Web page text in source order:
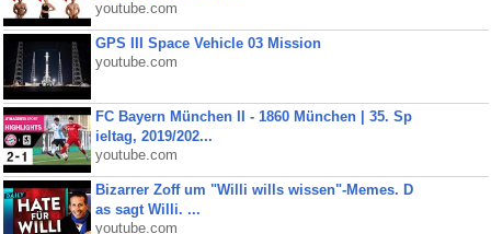
youtube.com
GPS III Space Vehicle 03 Mission
youtube.com
FC Bayern München II - 1860 München | 35. Sp
ieltag, 2019/202...
youtube.com
Bizarrer Zoff um "Willi wills wissen"-Memes. D
as sagt Willi. ...
youtube.com